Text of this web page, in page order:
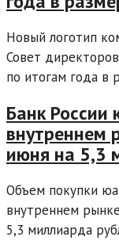
Новый логотип
Совет
по итогам года в
Банк России
внутреннем
июня на 5,3
Объем покупки
внутреннем
5,3 миллиарда